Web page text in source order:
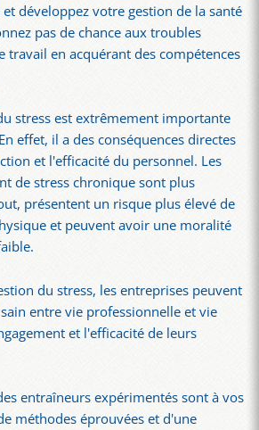
développez votre gestion de la santé
pas de chance aux troubles
travail en acquérant des compétences
stress est extrêmement importante
effet, il a des conséquences directes
et l'efficacité du personnel. Les
de stress chronique sont plus
présentent un risque plus élevé de
et peuvent avoir une moralité
du stress, les entreprises peuvent
entre vie professionnelle et vie
et l'efficacité de leurs
entraîneurs expérimentés sont à vos
méthodes éprouvées et d'une